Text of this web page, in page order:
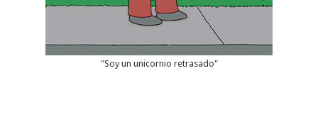
"Soy un unicornio retrasado"